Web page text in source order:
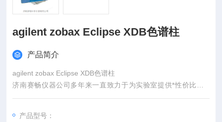
agilent zobax Eclipse XDB色谱柱
产品简介
agilent zobax Eclipse XDB色谱柱
济南赛畅仪器公司多年来一直致力于为实验室提供*性价比的G
C、HPLC、AA等实验室分析仪器和消耗品及零配件，希望以我
产品型号：